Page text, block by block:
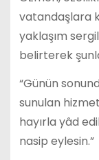
vatandaşlara
yaklaşım
belirterek
“Günün
sunulan
hayırla yâd
nasip eylesin.”